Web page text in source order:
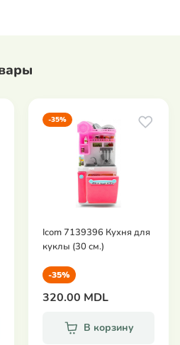
-35%
Icom 7139396 Кухня для
куклы (30 см.)
-35%
320.00 MDL
В корзину